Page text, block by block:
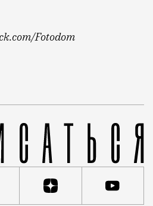
Fotodom
Международном